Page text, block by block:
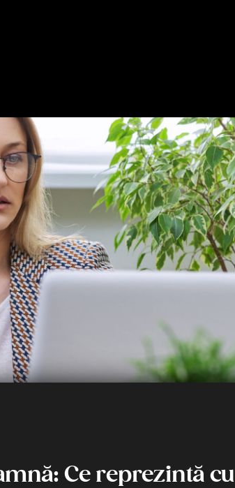
Ce reprezintă cu